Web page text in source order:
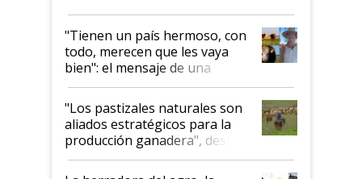
"Tienen un país hermoso, con
todo, merecen que les vaya
bien": el mensaje de una
ganadera uruguaya sobre las
oportunidades que se abren
para el agro en Argentina, con
foco en la carne
"Los pastizales naturales son
aliados estratégicos para la
producción ganadera", destaca
la iniciativa que ya reúne a 46
establecimientos en Argentina